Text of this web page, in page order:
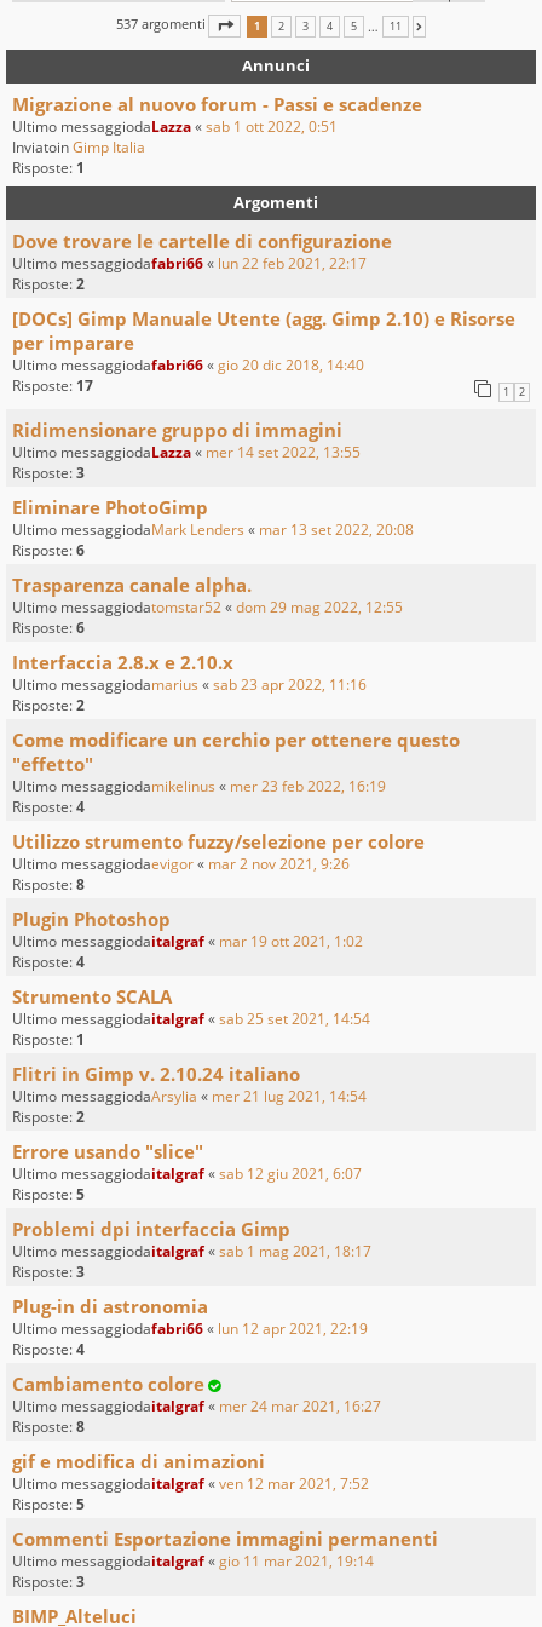
537 argomenti PAGINA 1DI 11
1 2 3 4 5 … 11
Annunci
Migrazione al nuovo forum - Passi e scadenze
Ultimo messaggiodaLazza«sab 1 ott 2022, 0:51
InviatoinGimp Italia
Risposte: 1
Argomenti
Dove trovare le cartelle di configurazione
Ultimo messaggiodafabri66« lun 22 feb 2021, 22:17
Risposte:2
[DOCs] Gimp Manuale Utente (agg. Gimp 2.10) e Risorse
per imparare
Ultimo messaggiodafabri66«gio 20 dic 2018, 14:40
Risposte: 17 1 2
Ridimensionare gruppo di immagini
Ultimo messaggiodaLazza« mer 14 set 2022, 13:55
Risposte:3
Eliminare PhotoGimp
Ultimo messaggiodaMark Lenders « mar 13 set 2022, 20:08
Risposte:6
Trasparenza canale alpha.
Ultimo messaggiodatomstar52«dom 29 mag 2022, 12:55
Risposte:6
Interfaccia 2.8.x e 2.10.x
Ultimo messaggiodamarius «sab 23 apr 2022, 11:16
Risposte:2
Come modificare un cerchio per ottenere questo
"effetto"
Ultimo messaggiodamikelinus « mer 23 feb 2022, 16:19
Risposte:4
Utilizzo strumento fuzzy/selezione per colore
Ultimo messaggiodaevigor« mar 2 nov 2021, 9:26
Risposte:8
Plugin Photoshop
Ultimo messaggiodaitalgraf« mar 19 ott 2021, 1:02
Risposte:4
Strumento SCALA
Ultimo messaggiodaitalgraf«sab 25 set 2021, 14:54
Risposte: 1
Flitri in Gimp v. 2.10.24 italiano
Ultimo messaggiodaArsylia « mer 21 lug 2021, 14:54
Risposte:2
Errore usando "slice"
Ultimo messaggiodaitalgraf«sab 12 giu 2021, 6:07
Risposte:5
Problemi dpi interfaccia Gimp
Ultimo messaggiodaitalgraf«sab 1 mag 2021, 18:17
Risposte:3
Plug-in di astronomia
Ultimo messaggiodafabri66« lun 12 apr 2021, 22:19
Risposte:4
Cambiamento colore
Ultimo messaggiodaitalgraf« mer 24 mar 2021, 16:27
Risposte:8
gif e modifica di animazioni
Ultimo messaggiodaitalgraf«ven 12 mar 2021, 7:52
Risposte:5
Commenti Esportazione immagini permanenti
Ultimo messaggiodaitalgraf«gio 11 mar 2021, 19:14
Risposte:3
BIMP_Alteluci